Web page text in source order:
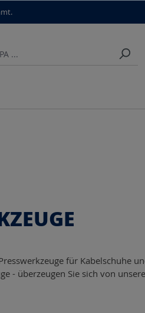
für Kabelschuhe
- überzeugen Sie sich von